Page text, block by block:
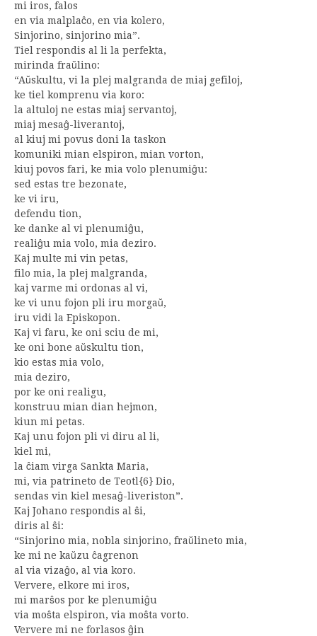
mi iros, falos
en via malplaĉo, en via kolero,
Sinjorino, sinjorino mia”.
Tiel respondis al li la perfekta,
mirinda fraŭlino:
“Aŭskultu, vi la plej malgranda de miaj gefiloj,
ke tiel komprenu via koro:
la altuloj ne estas miaj servantoj,
miaj mesaĝ-liverantoj,
al kiuj mi povus doni la taskon
komuniki mian elspiron, mian vorton,
kiuj povos fari, ke mia volo plenumiĝu:
sed estas tre bezonate,
ke vi iru,
defendu tion,
ke danke al vi plenumiĝu,
realiĝu mia volo, mia deziro.
Kaj multe mi vin petas,
filo mia, la plej malgranda,
kaj varme mi ordonas al vi,
ke vi unu fojon pli iru morgaŭ,
iru vidi la Episkopon.
Kaj vi faru, ke oni sciu de mi,
ke oni bone aŭskultu tion,
kio estas mia volo,
mia deziro,
por ke oni realigu,
konstruu mian dian hejmon,
kiun mi petas.
Kaj unu fojon pli vi diru al li,
kiel mi,
la ĉiam virga Sankta Maria,
mi, via patrineto de Teotl{6} Dio,
sendas vin kiel mesaĝ-liveriston”.
Kaj Johano respondis al ŝi,
diris al ŝi:
“Sinjorino mia, nobla sinjorino, fraŭlineto mia,
ke mi ne kaŭzu ĉagrenon
al via vizaĝo, al via koro.
Ververe, elkore mi iros,
mi marŝos por ke plenumiĝu
via moŝta elspiron, via moŝta vorto.
Ververe mi ne forlasos ĝin